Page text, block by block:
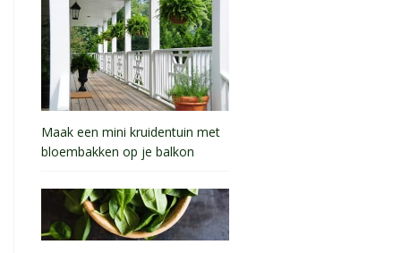
Maak een mini kruidentuin met
bloembakken op je balkon